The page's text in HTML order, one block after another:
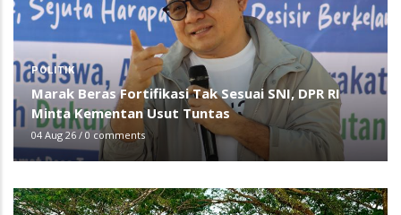
POLITIK
Marak Beras Fortifikasi Tak Sesuai SNI, DPR RI
Minta Kementan Usut Tuntas
04 Aug 26 / 0 comments